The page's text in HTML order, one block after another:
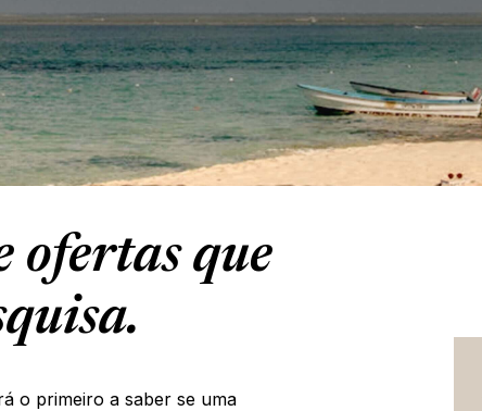
ofertas que
o primeiro a saber se uma